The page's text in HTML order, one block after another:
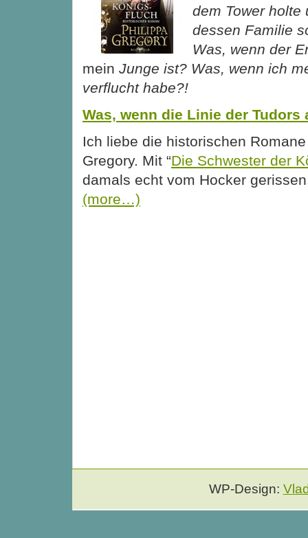
dem Tower holte
dessen Familie
Was, wenn der
mein Junge ist? Was, wenn ich
verflucht habe?!
Was, wenn die Linie der Tudors
Ich liebe die historischen
Gregory. Mit “Die Schwester der
damals echt vom Hocker
(more…)
WP-Design: